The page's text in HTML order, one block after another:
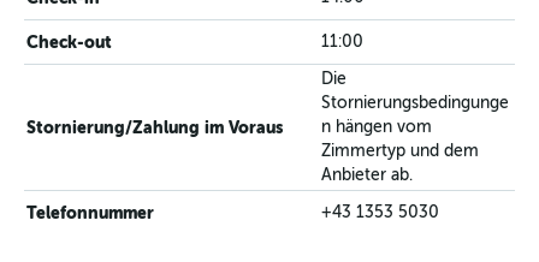
Check-out 11:00
Stornierung/Zahlung im Voraus
Die
Stornierungsbedingunge
n hängen vom
Zimmertyp und dem
Anbieter ab.
Telefonnummer +43 1353 5030